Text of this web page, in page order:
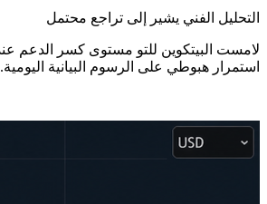
التحليل الفني يشير إلى تراجع محتمل
استمرار هبوطي على الرسوم البيانية اليومية.